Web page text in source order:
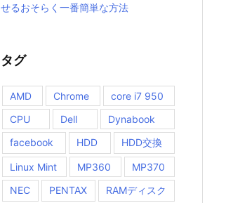
せるおそらく一番簡単な方法
タグ
AMD Chrome
core i7 950
CPU
Dell
Dynabook
facebook
HDD HDD交換
Linux Mint MP360
MP370
NEC
PENTAX RAMディスク